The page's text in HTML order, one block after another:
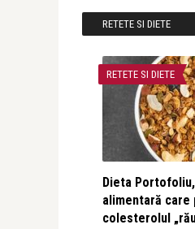
RETETE SI DIETE
RETETE SI DIETE
Dieta
alimentară care
colesterolul